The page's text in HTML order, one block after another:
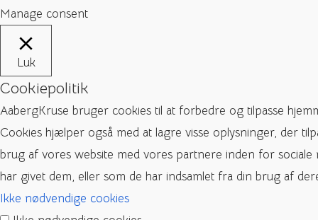
Manage consent
Luk
Cookiepolitik
AabergKruse bruger cookies til at forbedre og tilpasse
Cookies hjælper også med at lagre visse oplysninger, der
brug af vores website med vores partnere inden for
har givet dem, eller som de har indsamlet fra din brug af
Ikke nødvendige cookies